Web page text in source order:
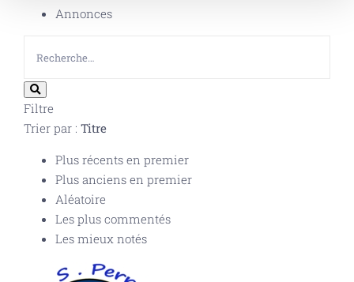
Annonces
Filtre
Trier par : Titre
Plus récents en premier
Plus anciens en premier
Aléatoire
Les plus commentés
Les mieux notés